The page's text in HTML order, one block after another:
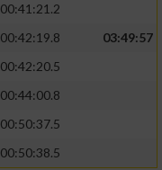
00:41:21.2
00:42:19.8
03:49:57
00:42:20.5
00:44:00.8
00:50:37.5
00:50:38.5